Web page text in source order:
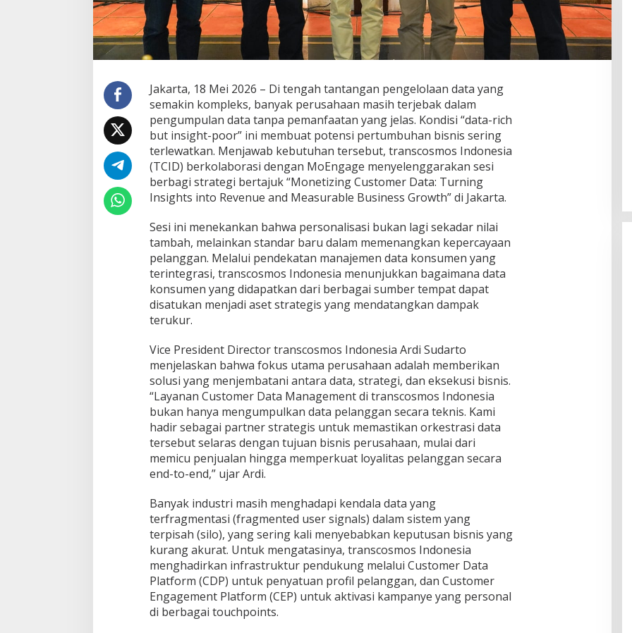
e
f
o
r
m
a
B
i
s
n
i
d
i
E
r
a
P
r
n
a
s
a
s
i
B
e
r
a
s
i
s
D
a
t
Jakarta, 18 Mei 2026 – Di tengah tantangan pengelolaan data yang
semakin kompleks, banyak perusahaan masih terjebak dalam
pengumpulan data tanpa pemanfaatan yang jelas. Kondisi “data-rich
but insight-poor” ini membuat potensi pertumbuhan bisnis sering
terlewatkan. Menjawab kebutuhan tersebut, transcosmos Indonesia
(TCID) berkolaborasi dengan MoEngage menyelenggarakan sesi
berbagi strategi bertajuk “Monetizing Customer Data: Turning
Insights into Revenue and Measurable Business Growth” di Jakarta.
Sesi ini menekankan bahwa personalisasi bukan lagi sekadar nilai
tambah, melainkan standar baru dalam memenangkan kepercayaan
pelanggan. Melalui pendekatan manajemen data konsumen yang
terintegrasi, transcosmos Indonesia menunjukkan bagaimana data
konsumen yang didapatkan dari berbagai sumber tempat dapat
disatukan menjadi aset strategis yang mendatangkan dampak
terukur.
Vice President Director transcosmos Indonesia Ardi Sudarto
menjelaskan bahwa fokus utama perusahaan adalah memberikan
solusi yang menjembatani antara data, strategi, dan eksekusi bisnis.
“Layanan Customer Data Management di transcosmos Indonesia
bukan hanya mengumpulkan data pelanggan secara teknis. Kami
hadir sebagai partner strategis untuk memastikan orkestrasi data
tersebut selaras dengan tujuan bisnis perusahaan, mulai dari
memicu penjualan hingga memperkuat loyalitas pelanggan secara
end-to-end,” ujar Ardi.
Banyak industri masih menghadapi kendala data yang
terfragmentasi (fragmented user signals) dalam sistem yang
terpisah (silo), yang sering kali menyebabkan keputusan bisnis yang
kurang akurat. Untuk mengatasinya, transcosmos Indonesia
menghadirkan infrastruktur pendukung melalui Customer Data
Platform (CDP) untuk penyatuan profil pelanggan, dan Customer
Engagement Platform (CEP) untuk aktivasi kampanye yang personal
di berbagai touchpoints.
ES Terancam UU ITE, Forwatu
Banten Bereaksi Keras: Jangan
Bungkam Pelapor!
Di Daerah, Layanan Publik, Nusantara, Organisasi,
Pemerintahan, Politik